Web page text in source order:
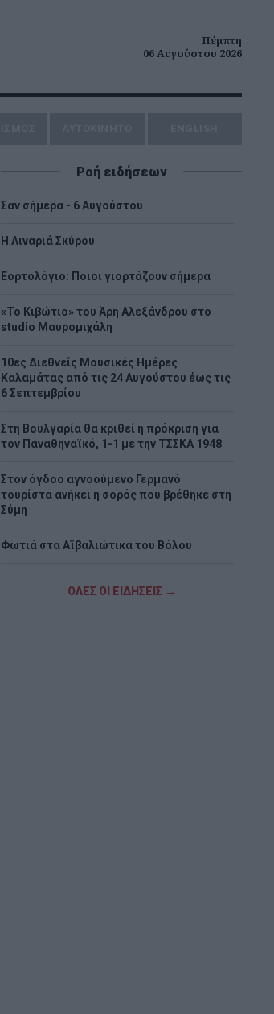
Πέμπτη
06 Αυγούστου 2026
Ροή ειδήσεων
Σαν σήμερα - 6 Αυγούστου
H Λιναριά Σκύρου
Εορτολόγιο: Ποιοι γιορτάζουν σήμερα
«Το Κιβώτιο» του Άρη Αλεξάνδρου στο
studio Μαυρομιχάλη
10ες Διεθνείς Μουσικές Ημέρες
Καλαμάτας από τις 24 Αυγούστου έως τις
6 Σεπτεμβρίου
Στη Βουλγαρία θα κριθεί η πρόκριση για
τον Παναθηναϊκό, 1-1 με την ΤΣΣΚΑ 1948
Στον όγδοο αγνοούμενο Γερμανό
τουρίστα ανήκει η σορός που βρέθηκε στη
Σύμη
Φωτιά στα Αϊβαλιώτικα του Βόλου
της ΤετάρτηςΟΛΕΣ ΟΙ ΕΙΔΗΣΕΙΣ →